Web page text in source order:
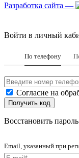
Разработка сайта —
Войти в личный
По телефону
Согласие на
Восстановить пароль
Email, указанный при